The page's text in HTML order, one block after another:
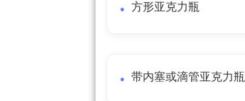
方形亚克力瓶
带内塞或滴管亚克力瓶